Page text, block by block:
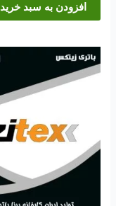
افزودن به سبد خرید